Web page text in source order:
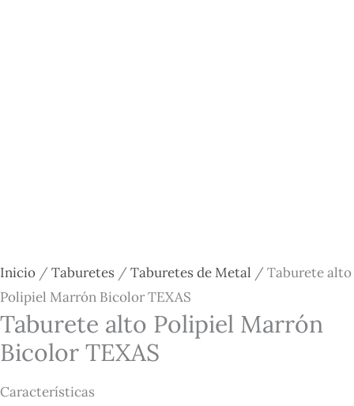
Inicio / Taburetes / Taburetes de Metal / Taburete alto
Polipiel Marrón Bicolor TEXAS
Taburete alto Polipiel Marrón
Bicolor TEXAS
Características